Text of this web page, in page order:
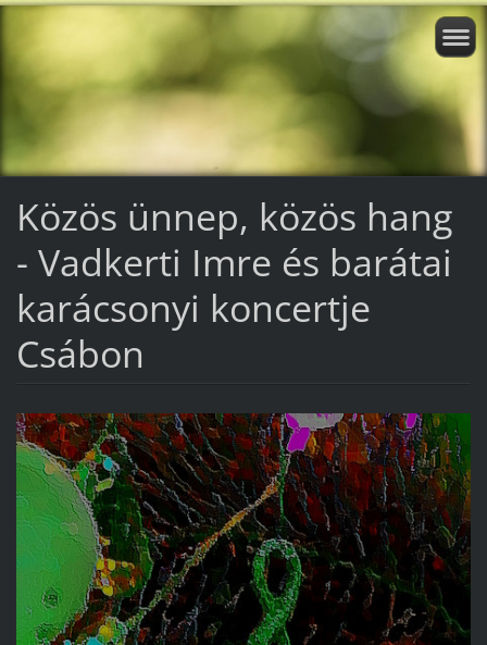
Közös ünnep, közös hang
- Vadkerti Imre és barátai
karácsonyi koncertje
Csábon